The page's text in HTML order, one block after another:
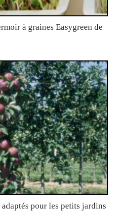
à graines Easygreen de
pour les petits jardins